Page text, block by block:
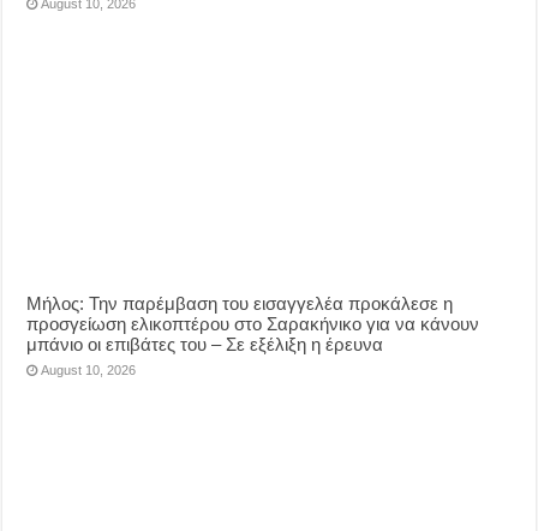
August 10, 2026
Μήλος: Την παρέμβαση του εισαγγελέα προκάλεσε η
προσγείωση ελικοπτέρου στο Σαρακήνικο για να κάνουν
μπάνιο οι επιβάτες του – Σε εξέλιξη η έρευνα
August 10, 2026